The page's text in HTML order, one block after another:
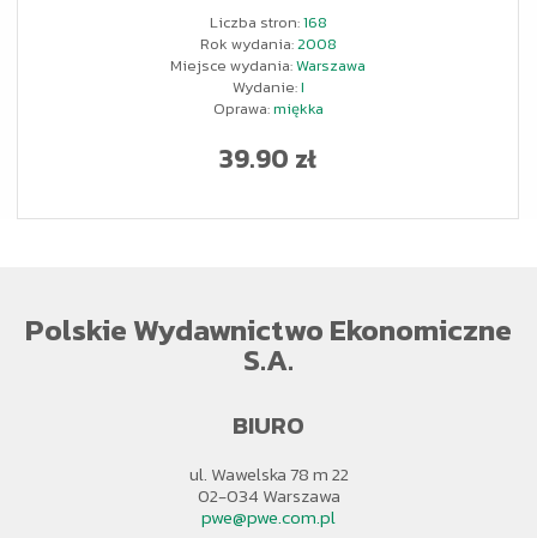
Liczba stron:168
Rok wydania:2008
Miejsce wydania:Warszawa
Wydanie:I
Oprawa:miękka
39.90 zł
Polskie Wydawnictwo Ekonomiczne
S.A.
BIURO
ul. Wawelska 78 m 22
02-034 Warszawa
pwe@pwe.com.pl